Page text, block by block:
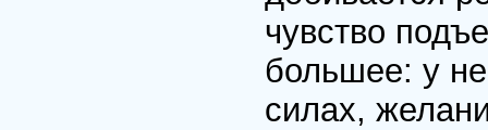
чувство
большее: у
силах,